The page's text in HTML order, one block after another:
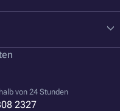
von 24 Stunden
2327